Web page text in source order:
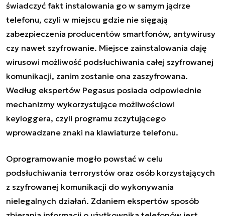
świadczyć fakt instalowania go w samym jądrze
telefonu, czyli w miejscu gdzie nie sięgają
zabezpieczenia producentów smartfonów, antywirusy
czy nawet szyfrowanie. Miejsce zainstalowania daję
wirusowi możliwość podsłuchiwania całej szyfrowanej
komunikacji, zanim zostanie ona zaszyfrowana.
Według ekspertów Pegasus posiada odpowiednie
mechanizmy wykorzystujące możliwościowi
keyloggera, czyli programu zczytującego
wprowadzane znaki na klawiaturze telefonu.
Oprogramowanie mogło powstać w celu
podsłuchiwania terrorystów oraz osób korzystających
z szyfrowanej komunikacji do wykonywania
nielegalnych działań. Zdaniem ekspertów sposób